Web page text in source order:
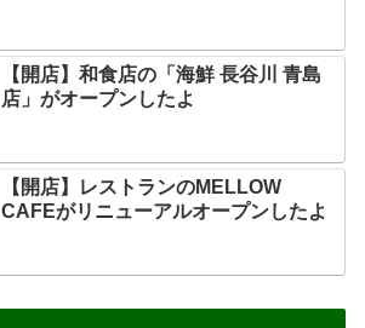
【開店】和食店の「海鮮 長谷川 青島
店」がオープンしたよ
【開店】レストランのMELLOW
CAFEがリニューアルオープンしたよ